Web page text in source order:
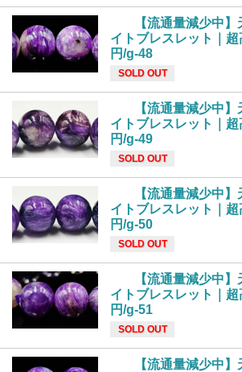
【流通量減少中
イトブレスレット｜
円/g-48
SOLD OUT
【流通量減少中
イトブレスレット｜
円/g-49
SOLD OUT
【流通量減少中
イトブレスレット｜
円/g-50
SOLD OUT
【流通量減少中
イトブレスレット｜
円/g-51
SOLD OUT
【流通量減少中